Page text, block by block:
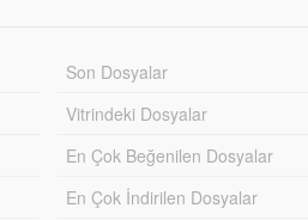
Son Dosyalar
Vitrindeki Dosyalar
En Çok Beğenilen Dosyalar
En Çok İndirilen Dosyalar